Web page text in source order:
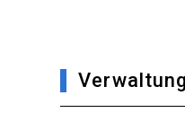
Verwaltung